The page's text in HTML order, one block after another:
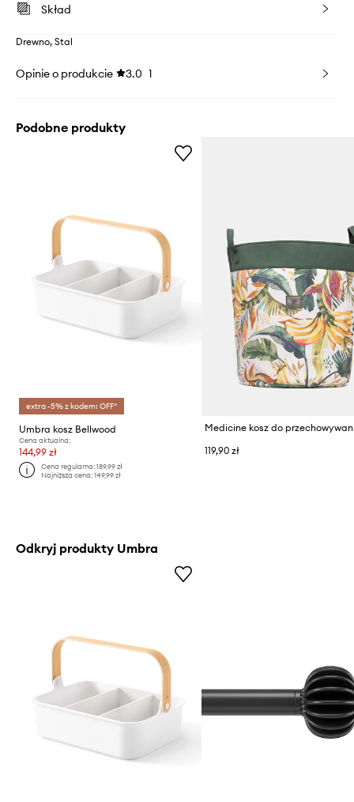
Skład
Drewno, Stal
Opinie o produkcie 3.0 1
Podobne produkty
extra -5% z kodem: OFF*
Umbra kosz Bellwood
Cena aktualna:
144,99 zł
Cena regularna:189,99 zł
Najniższa cena:149,99 zł
119,90 zł
Odkryj produkty Umbra